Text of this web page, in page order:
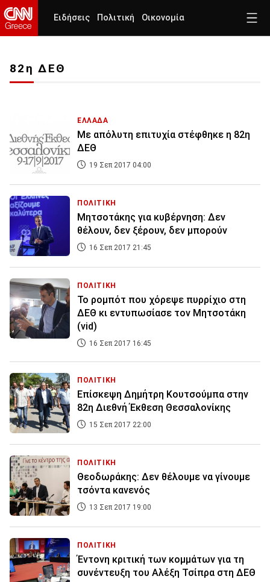
Ειδήσεις Πολιτική Οικονομία
82η ΔΕΘ
ΕΛΛΑΔΑ
Με απόλυτη επιτυχία στέφθηκε η 82η
ΔΕΘ
19 Σεπ 2017 04:00
ΠΟΛΙΤΙΚΗ
Μητσοτάκης για κυβέρνηση: Δεν
θέλουν, δεν ξέρουν, δεν μπορούν
16 Σεπ 2017 21:45
ΠΟΛΙΤΙΚΗ
Το ρομπότ που χόρεψε πυρρίχιο στη
ΔΕΘ κι εντυπωσίασε τον Μητσοτάκη
(vid)
16 Σεπ 2017 16:45
ΠΟΛΙΤΙΚΗ
Επίσκεψη Δημήτρη Κουτσούμπα στην
82η Διεθνή Έκθεση Θεσσαλονίκης
15 Σεπ 2017 22:00
ΠΟΛΙΤΙΚΗ
Θεοδωράκης: Δεν θέλουμε να γίνουμε
τσόντα κανενός
13 Σεπ 2017 19:00
ΠΟΛΙΤΙΚΗ
Έντονη κριτική των κομμάτων για τη
συνέντευξη του Αλέξη Τσίπρα στη ΔΕΘ